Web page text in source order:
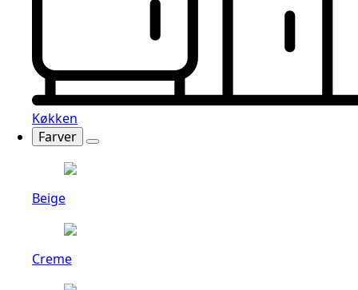
Køkken
Farver
Beige
Creme